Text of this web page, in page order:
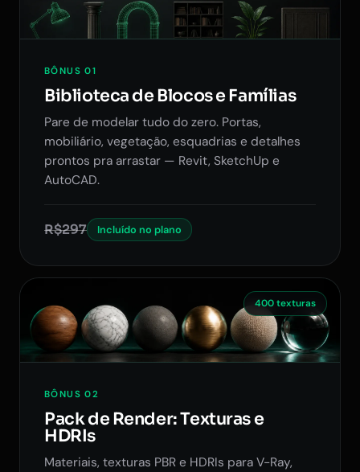
BÔNUS 01
Biblioteca de Blocos e Famílias
Pare de modelar tudo do zero. Portas,
mobiliário, vegetação, esquadrias e detalhes
prontos pra arrastar — Revit, SketchUp e
AutoCAD.
R$297 Incluído no plano
400 texturas
BÔNUS 02
Pack de Render: Texturas e
HDRIs
Materiais, texturas PBR e HDRIs para V-Ray,